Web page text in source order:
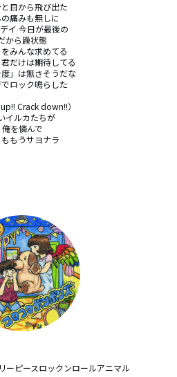
目から飛び出た
痛みも無しに
イ 今日が最後の
から躁状態
みんな求めてる
だけは期待してる
度」は無さそうだな
ロック鳴らした
up!! Crack down!!）
イルカたちが
俺を憐んで
もうサヨナラ
ーピースロックンロールアニマル